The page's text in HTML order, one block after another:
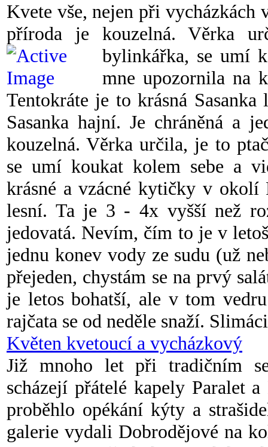
Kvete vše, nejen při
příroda je kouzelná. Věrka
bylinkářka, se umí
mne upozornila na
Tentokráte je to krásná
Sasanka hajní. Je chráněná a
kouzelná. Věrka určila, je to
se umí koukat kolem sebe a
krásné a vzácné kytičky v okolí
lesní. Ta je 3 - 4x vyšší než
jedovatá. Nevím, čím to je v
jednu konev vody ze sudu (už
přejeden, chystám se na prvý
je letos bohatší, ale v tom
rajčata se od neděle snaží.
Květen kvetoucí a vycházkový
Již mnoho let při tradičním
scházejí přátelé kapely Paralet
proběhlo opékání kýty a
galerie vydali Dobrodějové na